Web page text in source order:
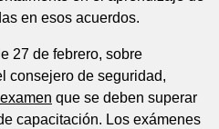
en esos acuerdos.
27 de febrero, sobre
consejero de seguridad,
que se deben superar
capacitación. Los exámenes